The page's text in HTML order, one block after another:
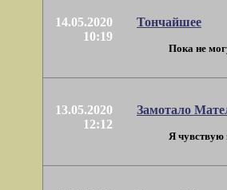
14.05.2020
10:19
Тончайшее
Пока не
13.05.2020
12:12
Замотало
Я чувствую